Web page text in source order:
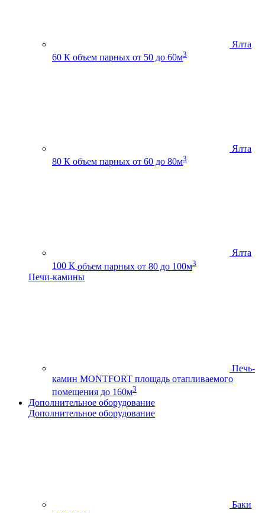
Ялта
60 К объем парных от 50 до 60м3
Ялта
80 К объем парных от 60 до 80м3
Ялта
100 К объем парных от 80 до 100м3
Печи-камины
Печь-
камин MONTFORT площадь отапливаемого
помещения до 160м3
Дополнительное оборудование
Дополнительное оборудование
Баки